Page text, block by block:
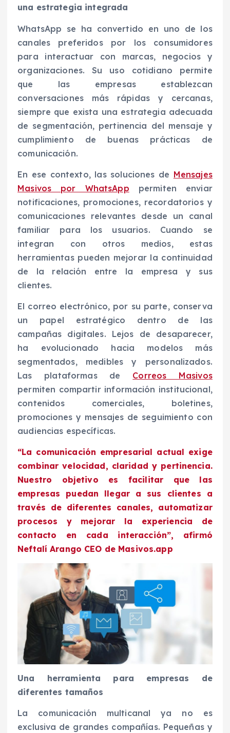
una estrategia integrada
WhatsApp se ha convertido en uno de los
canales preferidos por los consumidores
para interactuar con marcas, negocios y
organizaciones. Su uso cotidiano permite
que las empresas establezcan
conversaciones más rápidas y cercanas,
siempre que exista una estrategia adecuada
de segmentación, pertinencia del mensaje y
cumplimiento de buenas prácticas de
comunicación.
En ese contexto, las soluciones de Mensajes
Masivos por WhatsApp permiten enviar
notificaciones, promociones, recordatorios y
comunicaciones relevantes desde un canal
familiar para los usuarios. Cuando se
integran con otros medios, estas
herramientas pueden mejorar la continuidad
de la relación entre la empresa y sus
clientes.
El correo electrónico, por su parte, conserva
un papel estratégico dentro de las
campañas digitales. Lejos de desaparecer,
ha evolucionado hacia modelos más
segmentados, medibles y personalizados.
Las plataformas de Correos Masivos
permiten compartir información institucional,
contenidos comerciales, boletines,
promociones y mensajes de seguimiento con
audiencias específicas.
“La comunicación empresarial actual exige
combinar velocidad, claridad y pertinencia.
Nuestro objetivo es facilitar que las
empresas puedan llegar a sus clientes a
través de diferentes canales, automatizar
procesos y mejorar la experiencia de
contacto en cada interacción”, afirmó
Neftalí Arango CEO de Masivos.app
Una herramienta para empresas de
diferentes tamaños
La comunicación multicanal ya no es
exclusiva de grandes compañías. Pequeñas y